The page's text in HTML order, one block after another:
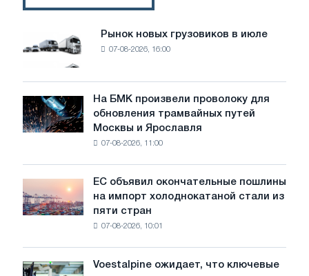
Рынок
новых
грузовиков
в
июле
Рынок новых грузовиков в июле
07-08-2026, 16:00
На
БМК
произвели
трамвайных
путей
Москвы
Ярославля
На БМК произвели проволоку для
обновления трамвайных путей
Москвы и Ярославля
07-08-2026, 11:00
объявил
окончательные
холоднокатаной
ЕС объявил окончательные пошлины
на импорт холоднокатаной стали из
пяти стран
07-08-2026, 10:01
Voestalpine
Voestalpine ожидает, что ключевые